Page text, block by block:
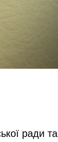
ради та